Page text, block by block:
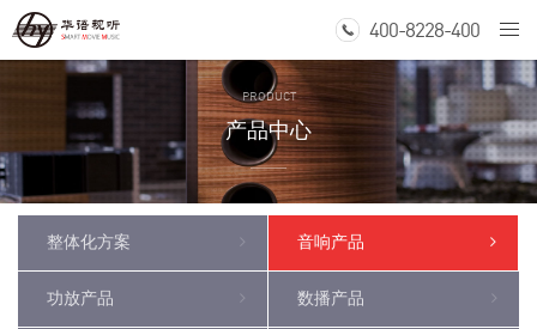
400-8228-400
PRODUCT
产品中心
整体化方案 音响产品
功放产品 数播产品